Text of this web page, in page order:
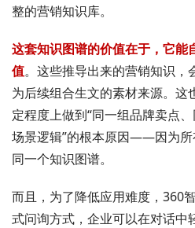
整的营销知识库。
这套知识图谱的价值在于，它能
值。这些推导出来的营销知识，
为后续组合生文的素材来源。这
定程度上做到“同一组品牌卖点
场景逻辑”的根本原因——因为所
同一个知识图谱。
而且，为了降低应用难度，360
式问询方式，企业可以在对话中